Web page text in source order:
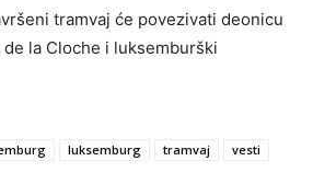
tramvaj će povezivati deonicu
la Cloche i luksemburški
luksemburg tramvaj vesti